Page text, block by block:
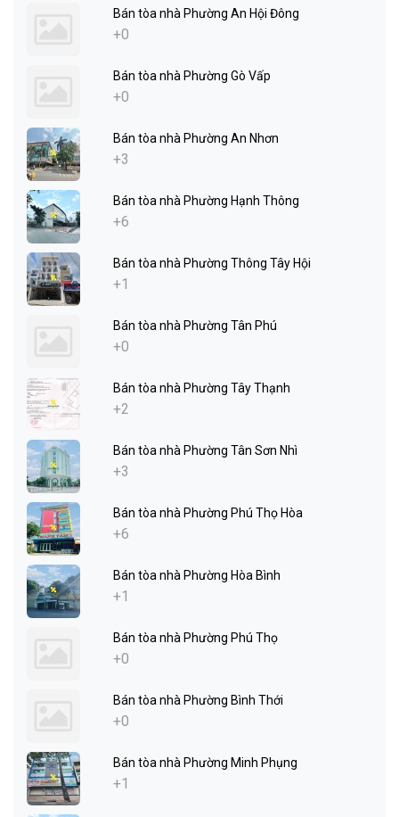
Bán tòa nhà Phường An Hội Đông
+0
Bán tòa nhà Phường Gò Vấp
+0
Bán tòa nhà Phường An Nhơn
+3
Bán tòa nhà Phường Hạnh Thông
+6
Bán tòa nhà Phường Thông Tây Hội
+1
Bán tòa nhà Phường Tân Phú
+0
Bán tòa nhà Phường Tây Thạnh
+2
Bán tòa nhà Phường Tân Sơn Nhì
+3
Bán tòa nhà Phường Phú Thọ Hòa
+6
Bán tòa nhà Phường Hòa Bình
+1
Bán tòa nhà Phường Phú Thọ
+0
Bán tòa nhà Phường Bình Thới
+0
Bán tòa nhà Phường Minh Phụng
+1